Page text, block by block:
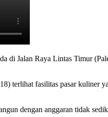
di Jalan Raya Lintas Timur
terlihat fasilitas pasar kuliner
dengan anggaran tidak